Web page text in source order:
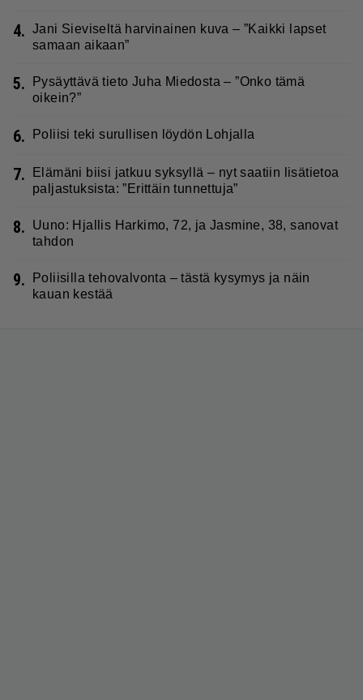
4. Jani Sieviseltä harvinainen kuva – ”Kaikki lapset
samaan aikaan”
5.
Pysäyttävä tieto Juha Miedosta – ”Onko tämä
oikein?”
6. Poliisi teki surullisen löydön Lohjalla
7.
Elämäni biisi jatkuu syksyllä – nyt saatiin lisätietoa
paljastuksista: ”Erittäin tunnettuja”
8.
Uuno: Hjallis Harkimo, 72, ja Jasmine, 38, sanovat
tahdon
9.
Poliisilla tehovalvonta – tästä kysymys ja näin
kauan kestää